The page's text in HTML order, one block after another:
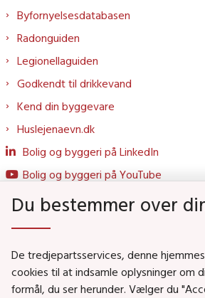
Byfornyelsesdatabasen
Radonguiden
Legionellaguiden
Godkendt til drikkevand
Kend din byggevare
Huslejenaevn.dk
Bolig og byggeri på LinkedIn
Bolig og byggeri på YouTube
Social- og Boligministeriet
Job i Social- og Boligstyrelsen
Du bestemmer over
De tredjepartsservices, denne
cookies til at indsamle oplysninger om
formål, du ser herunder. Vælger du